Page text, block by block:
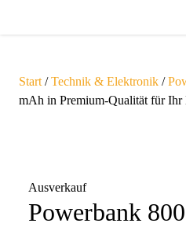
Start /Technik & Elektronik /
mAh in Premium-Qualität für Ihr
Ausverkauf
Powerbank